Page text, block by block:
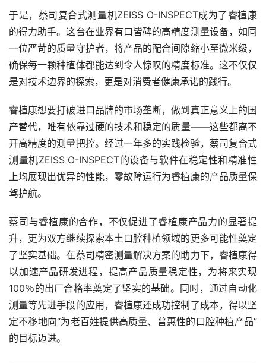
于是，蔡司复合式测量机ZEISS O-INSPECT成为了睿植康
的得力助手。这台在业界有口皆碑的高精度测量设备，如同
一位严苛的质量守护者，将产品的配合间隙缩小至微米级，
确保每一颗种植体都能达到令人惊叹的精度标准。这不仅仅
是对技术边界的探索，更是对消费者健康承诺的践行。
睿植康想要打破进口品牌的市场垄断，做到真正意义上的国
产替代，唯有依靠过硬的技术和稳定的质量——这些都离不
开高精度的测量把控。经过一年多的实践检验，蔡司复合式
测量机ZEISS O-INSPECT的设备与软件在稳定性和精准性
上均展现出优异的性能，零故障运行为睿植康的产品质量保
驾护航。
蔡司与睿植康的合作，不仅促进了睿植康产品力的显著提
升，更为双方继续探索本土口腔种植领域的更多可能性奠定
了坚实基础。在蔡司精密测量解决方案的助力下，睿植康得
以加速产品研发进程，提高产品质量稳定性，为将来实现
100％的出厂合格率奠定了坚实的基础。同时，通过自动化
测量等先进手段的应用，睿植康还成功控制了成本，得以坚
定不移地向“为老百姓提供高质量、普惠性的口腔种植产品”
的目标迈进。